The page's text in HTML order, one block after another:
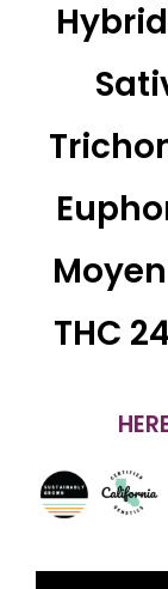
THC